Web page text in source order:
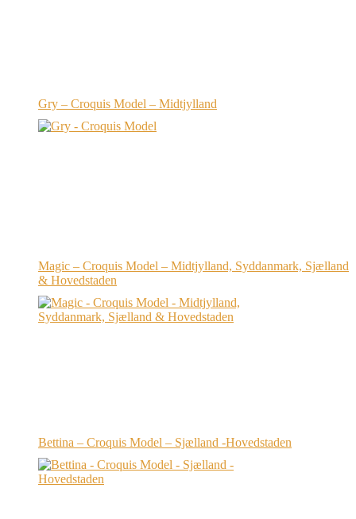
Gry – Croquis Model – Midtjylland
Magic – Croquis Model – Midtjylland, Syddanmark, Sjælland
& Hovedstaden
Bettina – Croquis Model – Sjælland -Hovedstaden